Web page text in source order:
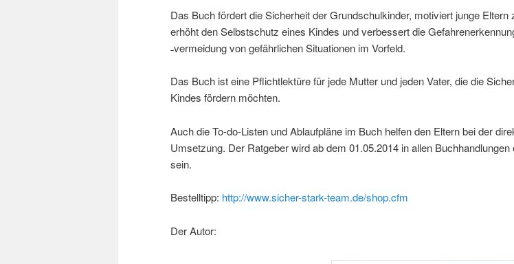
Das Buch fördert die Sicherheit der Grundschulkinder, motiviert junge Eltern
erhöht den Selbstschutz eines Kindes und verbessert die
˗vermeidung von gefährlichen Situationen im Vorfeld.
Das Buch ist eine Pflichtlektüre für jede Mutter und jeden Vater, die die
Kindes fördern möchten.
Auch die To-do-Listen und Ablaufpläne im Buch helfen den Eltern bei der
Umsetzung. Der Ratgeber wird ab dem 01.05.2014 in allen Buchhandlungen
sein.
Bestelltipp: http://www.sicher-stark-team.de/shop.cfm
Der Autor: